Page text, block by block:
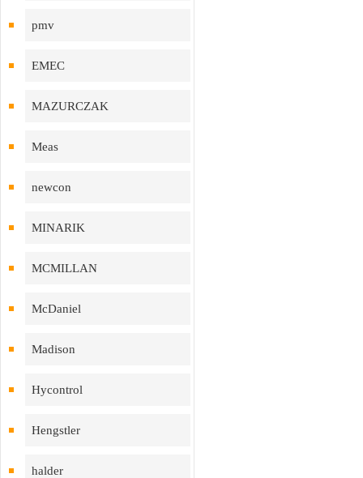
pmv
EMEC
MAZURCZAK
Meas
newcon
MINARIK
MCMILLAN
McDaniel
Madison
Hycontrol
Hengstler
halder